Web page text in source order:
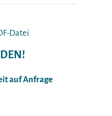
Datei
auf Anfrage